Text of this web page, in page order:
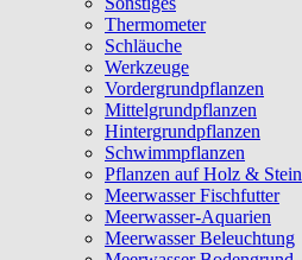
Thermometer
Schläuche
Werkzeuge
Vordergrundpflanzen
Mittelgrundpflanzen
Hintergrundpflanzen
Schwimmpflanzen
Pflanzen auf Holz & Stein
Meerwasser Fischfutter
Meerwasser-Aquarien
Meerwasser Beleuchtung